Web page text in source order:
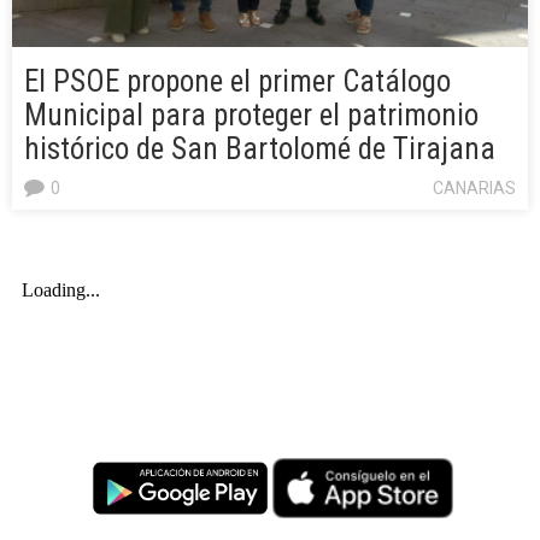
El PSOE propone el primer Catálogo
Municipal para proteger el patrimonio
histórico de San Bartolomé de Tirajana
CANARIAS
0